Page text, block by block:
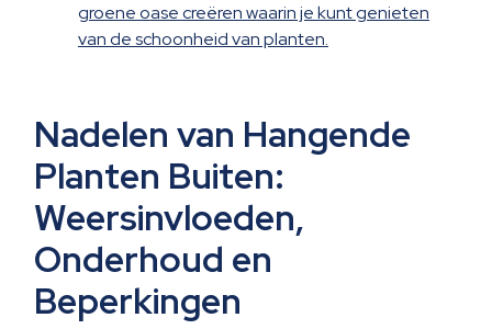
groene oase creëren waarin je kunt genieten
van de schoonheid van planten.
Nadelen van Hangende
Planten Buiten:
Weersinvloeden,
Onderhoud en
Beperkingen